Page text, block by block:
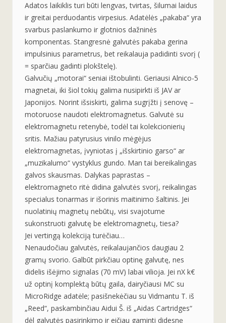
Adatos laikiklis turi būti lengvas, tvirtas, šilumai laidus
ir greitai perduodantis virpesius. Adatėlės „pakaba“ yra
svarbus paslankumo ir glotnios dažninės
komponentas. Stangresnė galvutės pakaba gerina
impulsinius parametrus, bet reikalauja padidinti svorį (
= sparčiau gadinti plokštelę).
Galvučių „motorai“ seniai ištobulinti. Geriausi Alnico-5
magnetai, iki šiol tokių galima nusipirkti iš JAV ar
Japonijos. Norint išsiskirti, galima sugrįžti į senovę –
motoruose naudoti elektromagnetus. Galvutė su
elektromagnetu retenybė, todėl tai kolekcionierių
sritis. Mažiau patyrusius vinilo mėgėjus
elektromagnetas, įvyniotas į „išskirtinio garso“ ar
„muzikalumo“ vystyklus gundo. Man tai bereikalingas
galvos skausmas. Dalykas paprastas –
elektromagneto ritė didina galvutės svorį, reikalingas
specialus tonarmas ir išorinis maitinimo šaltinis. Jei
nuolatinių magnetų nebūtų, visi svajotume
sukonstruoti galvutę be elektromagnetų, tiesa?
Jei vertingą kolekciją turėčiau…
Nenaudočiau galvutės, reikalaujančios daugiau 2
gramų svorio. Galbūt pirkčiau optinę galvutę, nes
didelis išėjimo signalas (70 mV) labai vilioja. Jei nX k€
už optinį komplektą būtų gaila, dairyčiausi MC su
MicroRidge adatėle; pasišnekėčiau su Vidmantu T. iš
„Reed“, paskambinčiau Aidui Š. iš „Aidas Cartridges“
dėl galvutės pasirinkimo ir eičiau gaminti didesnę